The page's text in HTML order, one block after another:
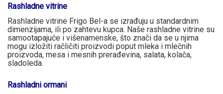
Rashladne vitrine
Rashladne vitrine Frigo Bel-a se izrađuju u standardnim
dimenzijama, ili po zahtevu kupca. Naše rashladne vitrine su
samootapajuće i višenamenske, što znači da se u njima
mogu izložiti račličiti proizvodi poput mleka i mlečnih
proizvoda, mesa i mesnih prerađevina, salata, kolača,
sladoleda.
Rashladni ormani